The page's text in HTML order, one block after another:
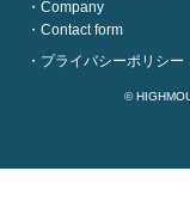
Company
Contact form
プライバシーポリシー
©